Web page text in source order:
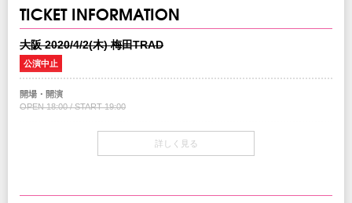
Announcement of postponement of WHITNEY Japan Tour
The shows have been postponed due to the unavoidable postponement of the
entire Asian tour. Currently, we are working on rescheduling the dates. Purchased
tickets for the original dates will be valid for the rescheduled dates. For those
customers who wish to receive a refund, we will announce details of the refund
We deeply apologize to all parties concerned especially those customers who
bought tickets and have been looking forward to the artist’s shows.
TICKET INFORMATION
大阪 2020/4/2(木) 梅田TRAD
公演中止
開場・開演
OPEN 18:00 / START 19:00
￥6,500(税込/All Standing/1Drink別)
2/15(土）10:00am～
詳しく見る